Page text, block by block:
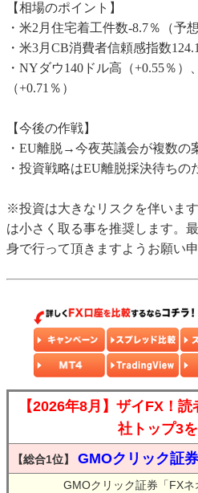
【相場のポイント】
・米2月住宅着工件数-8.7％（予想
・米3月CB消費者信頼感指数
・NYダウ140ドル高（+0.55％
（+0.71％）
【今後の作戦】
・EU離脱→今夜英議会が複数の
・投資戦略はEU離脱採決待ちの
※投資は大きなリスクを伴いま
は小さく取る事を推奨します。
身で行って頂きますようお願い申
【2026年8月】ザイFX！
社トップ3を
【総合1位】 GMOクリック証
GMOクリック証券「FXネ